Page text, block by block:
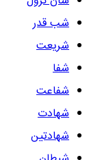
شب قدر
شریعت
شفا
شفاعت
شهادت
شهادتین